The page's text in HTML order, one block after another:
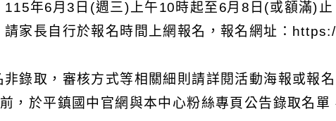
年6月3日(週三)上午10時起至6月8日(或額滿)止
家長自行於報名時間上網報名，報名網址：
錄取，審核方式等相關細則請詳閱活動海報或報
，於平鎮國中官網與本中心粉絲專頁公告錄取名單